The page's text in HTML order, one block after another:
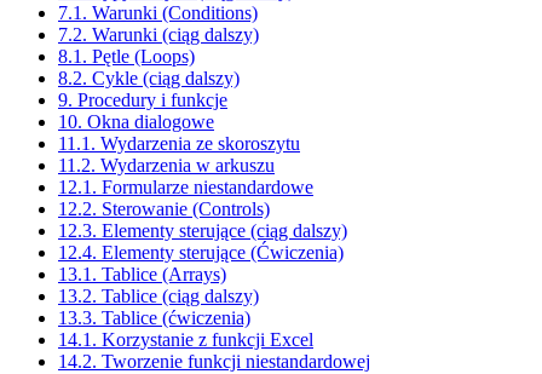
7.1. Warunki (Conditions)
7.2. Warunki (ciąg dalszy)
8.1. Pętle (Loops)
8.2. Cykle (ciąg dalszy)
9. Procedury i funkcje
10. Okna dialogowe
11.1. Wydarzenia ze skoroszytu
11.2. Wydarzenia w arkuszu
12.1. Formularze niestandardowe
12.2. Sterowanie (Controls)
12.3. Elementy sterujące (ciąg dalszy)
12.4. Elementy sterujące (Ćwiczenia)
13.1. Tablice (Arrays)
13.2. Tablice (ciąg dalszy)
13.3. Tablice (ćwiczenia)
14.1. Korzystanie z funkcji Excel
14.2. Tworzenie funkcji niestandardowej